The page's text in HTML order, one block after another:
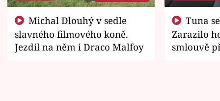
slavného filmového koně.
Jezdil na něm i Draco Malfoy
Zarazilo
smlouvě